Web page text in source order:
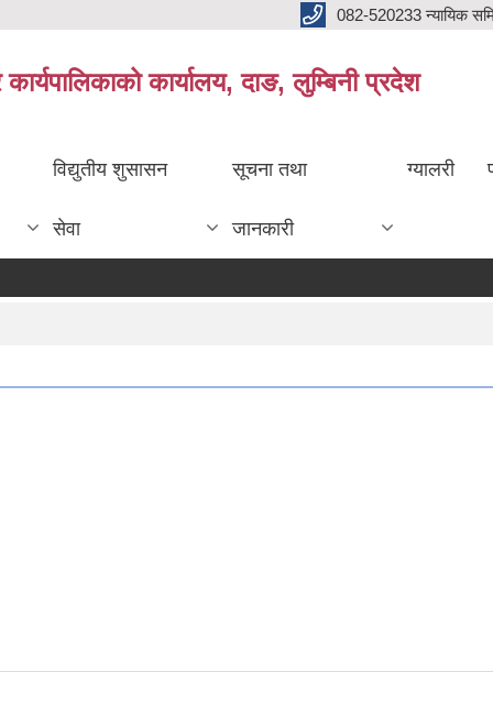
082-520233 न्यायिक
कार्यालय, दाङ, लुम्बिनी प्रदेश
विद्युतीय शुसासन
सेवा
सूचना तथा
जानकारी
ग्यालरी